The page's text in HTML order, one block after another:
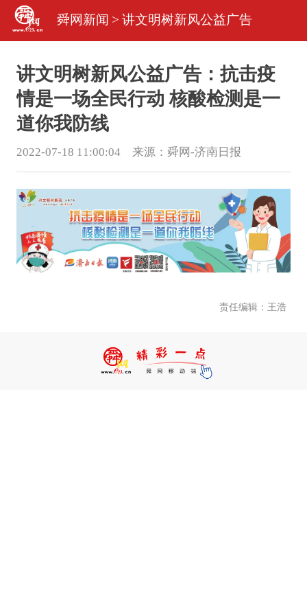
舜网新闻 > 讲文明树新风公益广告
讲文明树新风公益广告：抗击疫
情是一场全民行动 核酸检测是一
道你我防线
2022-07-18 11:00:04 来源： 舜网-济南日报
责任编辑：王浩